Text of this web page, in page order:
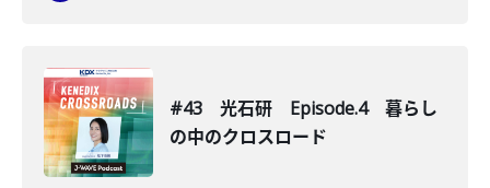
#43 光石研 Episode.4 暮らし
の中のクロスロード